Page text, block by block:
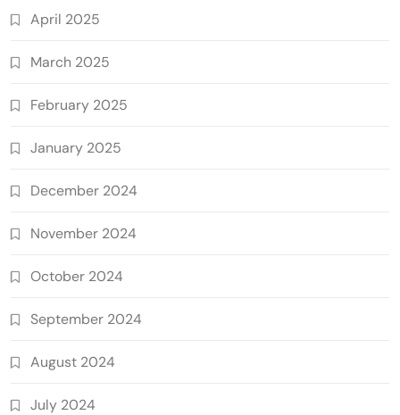
April 2025
March 2025
February 2025
January 2025
December 2024
November 2024
October 2024
September 2024
August 2024
July 2024